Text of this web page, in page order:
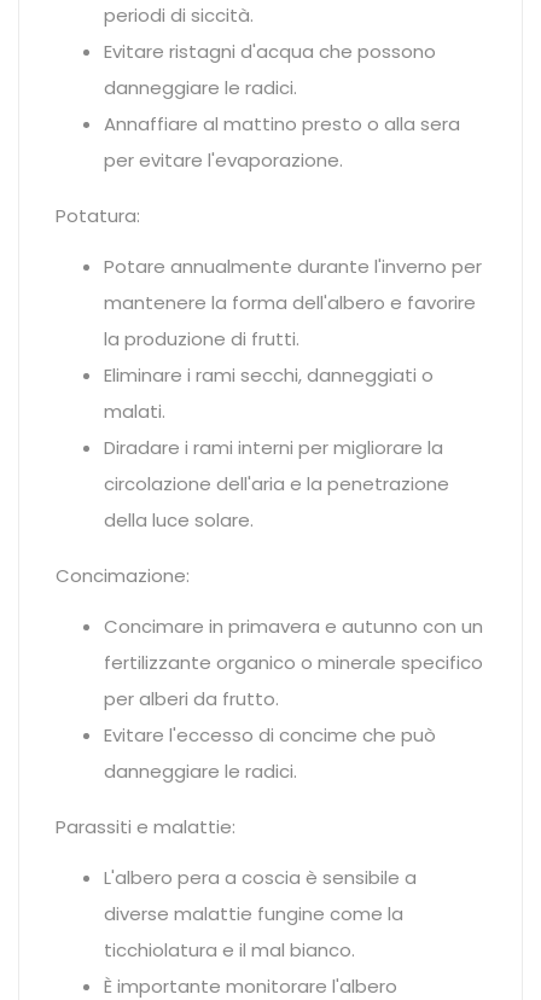
periodi di siccità.
Evitare ristagni d'acqua che possono
danneggiare le radici.
Annaffiare al mattino presto o alla sera
per evitare l'evaporazione.
Potatura:
Potare annualmente durante l'inverno per
mantenere la forma dell'albero e favorire
la produzione di frutti.
Eliminare i rami secchi, danneggiati o
malati.
Diradare i rami interni per migliorare la
circolazione dell'aria e la penetrazione
della luce solare.
Concimazione:
Concimare in primavera e autunno con un
fertilizzante organico o minerale specifico
per alberi da frutto.
Evitare l'eccesso di concime che può
danneggiare le radici.
Parassiti e malattie:
L'albero pera a coscia è sensibile a
diverse malattie fungine come la
ticchiolatura e il mal bianco.
È importante monitorare l'albero